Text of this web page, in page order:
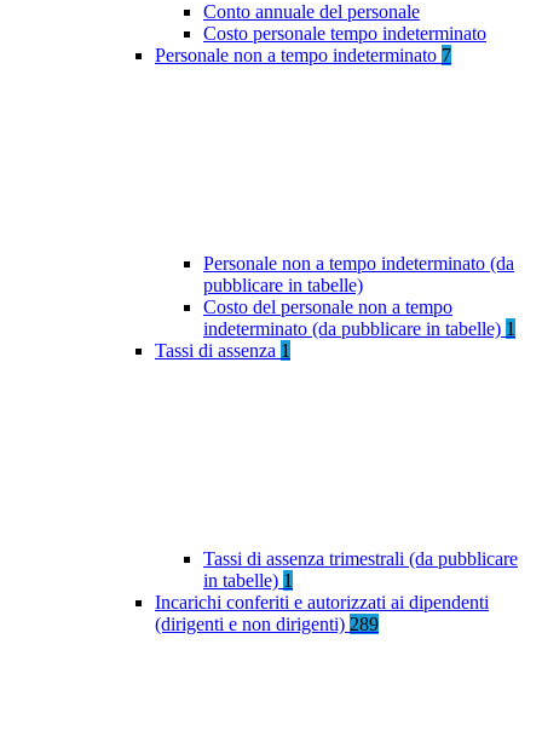
Conto annuale del personale
Costo personale tempo indeterminato
Personale non a tempo indeterminato 7
Personale non a tempo indeterminato (da
pubblicare in tabelle)
Costo del personale non a tempo
indeterminato (da pubblicare in tabelle) 1
Tassi di assenza 1
Tassi di assenza trimestrali (da pubblicare
in tabelle) 1
Incarichi conferiti e autorizzati ai dipendenti
(dirigenti e non dirigenti) 289